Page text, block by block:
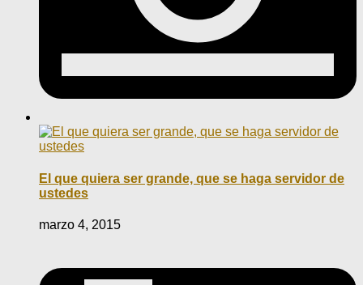
El que quiera ser grande, que se haga servidor de
ustedes
marzo 4, 2015